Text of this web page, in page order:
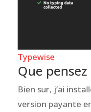
Typewise
Que
Bien sur, j’ai
version payante